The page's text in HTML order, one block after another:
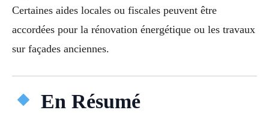
Certaines aides locales ou fiscales peuvent être
accordées pour la rénovation énergétique ou les travaux
sur façades anciennes.
En Résumé